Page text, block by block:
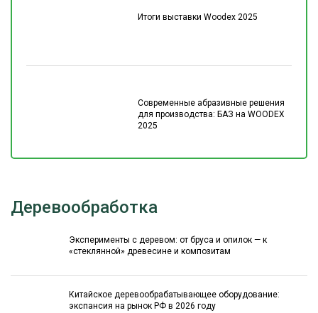
Итоги выставки Woodex 2025
Современные абразивные решения
для производства: БАЗ на WOODEX
2025
Деревообработка
Эксперименты с деревом: от бруса и опилок — к
«стеклянной» древесине и композитам
Китайское деревообрабатывающее оборудование:
экспансия на рынок РФ в 2026 году